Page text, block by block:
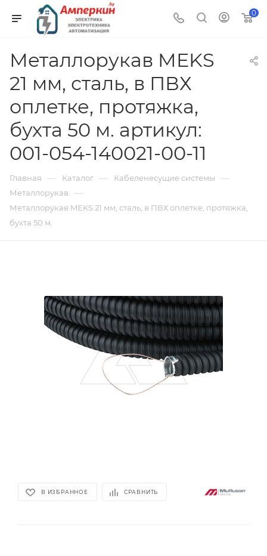
0
Металлорукав MEKS
21 мм, сталь, в ПВХ
оплетке, протяжка,
бухта 50 м. артикул:
001-054-140021-00-11
Главная — Каталог — Кабеленесущие системы —
Металлорукав —
Металлорукав MEKS 21 мм, сталь, в ПВХ оплетке, протяжка,
бухта 50 м.
В ИЗБРАННОЕ СРАВНИТЬ